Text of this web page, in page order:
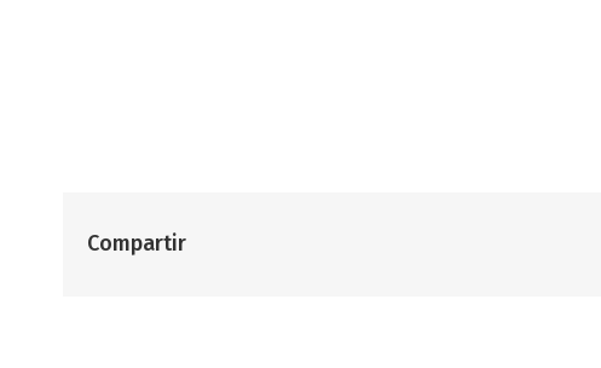
Compartir